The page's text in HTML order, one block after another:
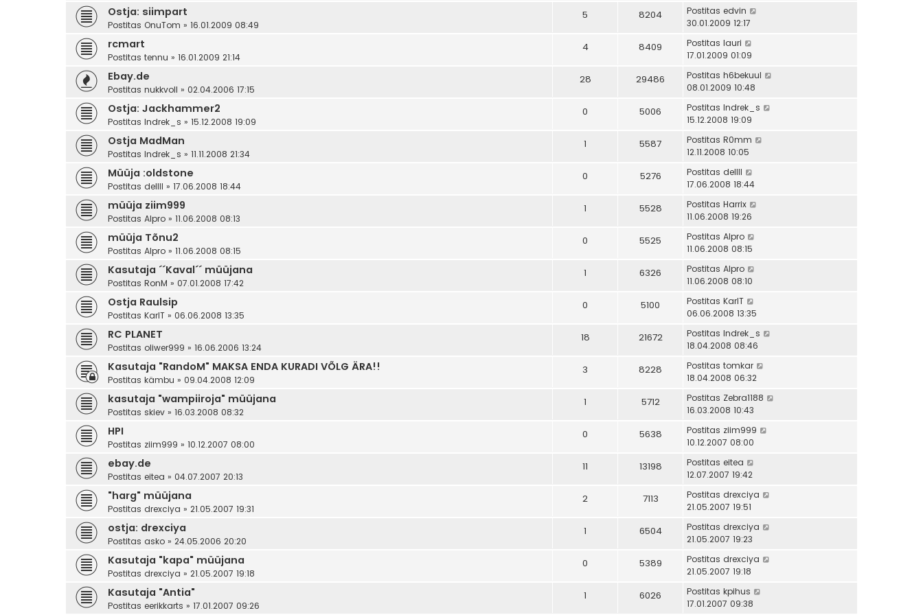
Ostja: siimpart
Postitas OnuTom » 16.01.2009 08:49
5 8204 Postitas edvin
30.01.2009 12:17
rcmart
Postitas tennu » 16.01.2009 21:14
4 8409 Postitas lauri
17.01.2009 01:09
Ebay.de
Postitas nukkvoll » 02.04.2006 17:15
28 29486 Postitas h6bekuul
08.01.2009 10:48
Ostja: Jackhammer2
Postitas Indrek_s » 15.12.2008 19:09
0 5006 Postitas Indrek_s
15.12.2008 19:09
Ostja MadMan
Postitas Indrek_s » 11.11.2008 21:34
1 5587 Postitas R0mm
12.11.2008 10:05
Müüja :oldstone
Postitas dellll » 17.06.2008 18:44
0 5276 Postitas dellll
17.06.2008 18:44
müüja ziim999
Postitas Alpro » 11.06.2008 08:13
1 5528 Postitas Harrix
11.06.2008 19:26
müüja Tõnu2
Postitas Alpro » 11.06.2008 08:15
0 5525 Postitas Alpro
11.06.2008 08:15
Kasutaja ´´Kaval´´ müüjana
Postitas RonM » 07.01.2008 17:42
1 6326 Postitas Alpro
11.06.2008 08:10
Ostja Raulsip
Postitas KarlT » 06.06.2008 13:35
0 5100 Postitas KarlT
06.06.2008 13:35
RC PLANET
Postitas oliwer999 » 16.06.2006 13:24
18 21672 Postitas Indrek_s
18.04.2008 08:46
Kasutaja "RandoM" MAKSA ENDA KURADI VÕLG ÄRA!!
Postitas kämbu » 09.04.2008 12:09
3 8228 Postitas tomkar
18.04.2008 06:32
kasutaja "wampiiroja" müüjana
Postitas skiev » 16.03.2008 08:32
1 5712 Postitas Zebra1188
16.03.2008 10:43
HPI
Postitas ziim999 » 10.12.2007 08:00
0 5638 Postitas ziim999
10.12.2007 08:00
ebay.de
Postitas eitea » 04.07.2007 20:13
11 13198 Postitas eitea
12.07.2007 19:42
"harg" müüjana
Postitas drexciya » 21.05.2007 19:31
2 7113 Postitas drexciya
21.05.2007 19:51
ostja: drexciya
Postitas asko » 24.05.2006 20:20
1 6504 Postitas drexciya
21.05.2007 19:23
Kasutaja "kapa" müüjana
Postitas drexciya » 21.05.2007 19:18
0 5389 Postitas drexciya
21.05.2007 19:18
Kasutaja "Antia"
Postitas eerikkarts » 17.01.2007 09:26
1 6026 Postitas kpihus
17.01.2007 09:38